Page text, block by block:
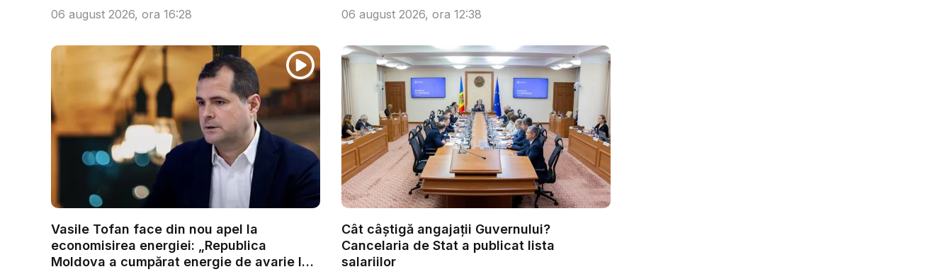
ministr...
06 august 2026, ora 16:28
...
06 august 2026, ora 12:38
Vasile Tofan face din nou apel la
economisirea energiei: „Republica
Moldova a cumpărat energie de avarie la
Cât câștigă angajații Guvernului?
Cancelaria de Stat a publicat lista
salariilor